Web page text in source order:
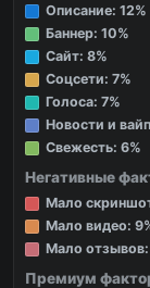
Описание: 12%
Баннер: 10%
Сайт: 8%
Соцсети: 7%
Голоса: 7%
Новости и
Свежесть: 6%
Негативные
Мало
Мало видео:
Мало отзывов:
Премиум